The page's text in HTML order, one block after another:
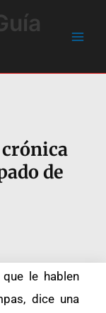
de
le hablen
dice una